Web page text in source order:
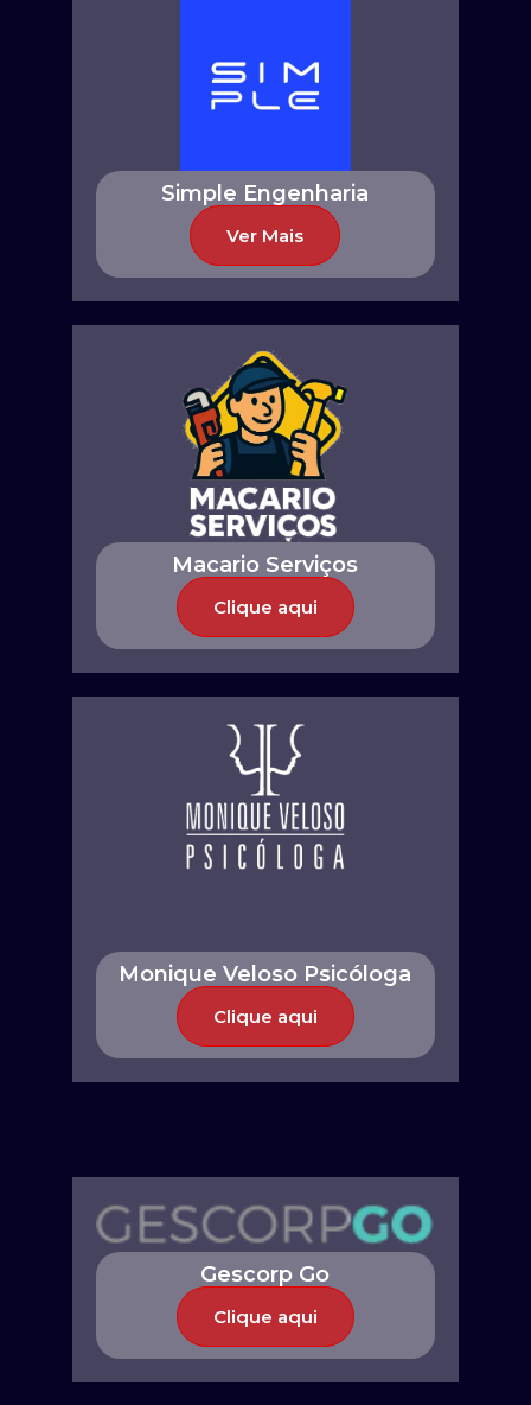
Simple Engenharia
Ver Mais
Macario Serviços
Clique aqui
Monique Veloso Psicóloga
Clique aqui
Gescorp Go
Clique aqui